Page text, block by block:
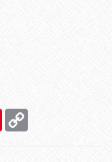
Pinterest